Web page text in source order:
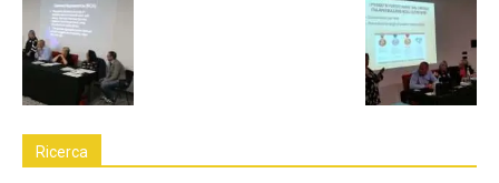
Ricerca